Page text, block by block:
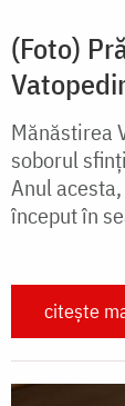
(Foto)
Mănăstirea
soborul
Anul
început în
citește